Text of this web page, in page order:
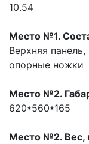
10.54
Место №1.
Верхняя
опорные ножки
Место №2.
620*560*165
Место №2. Вес,